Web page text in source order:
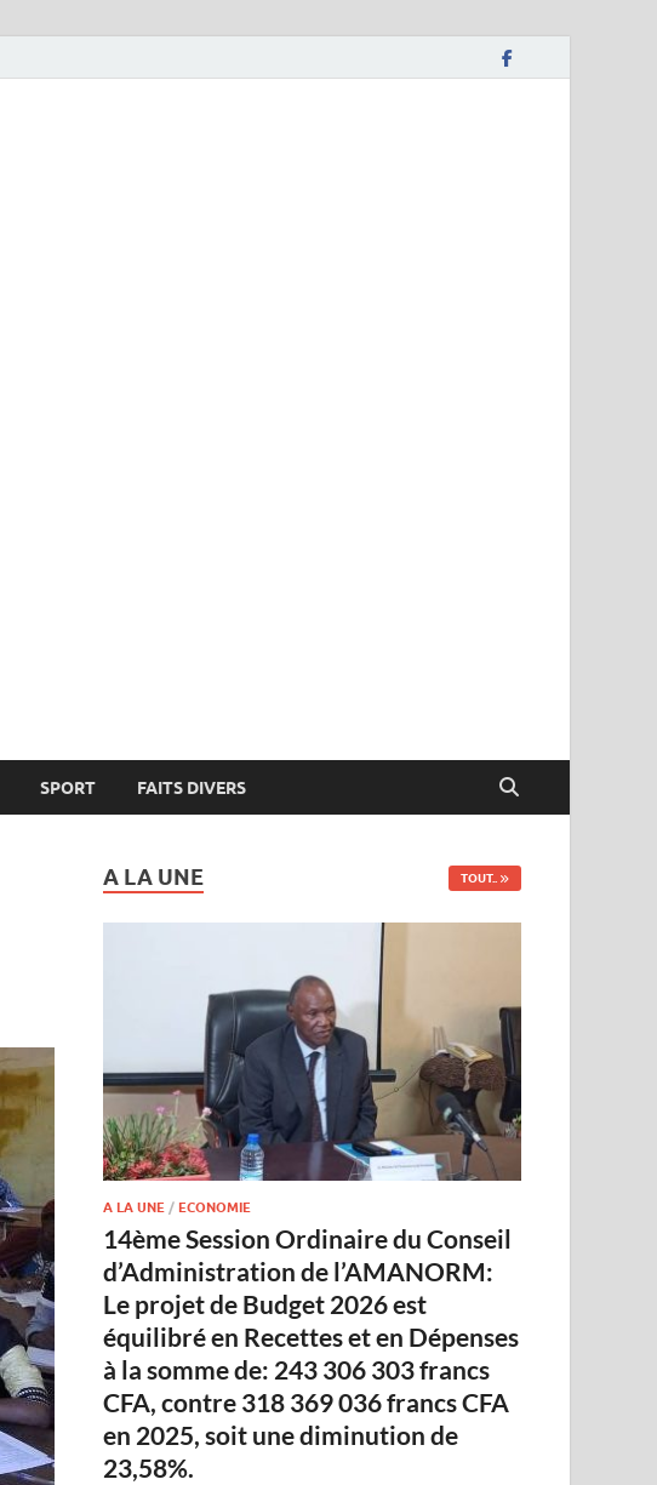
SPORT FAITS DIVERS
A LA UNE TOUT..
A LA UNE /ECONOMIE
14ème Session Ordinaire du Conseil
d’Administration de l’AMANORM:
Le projet de Budget 2026 est
équilibré en Recettes et en Dépenses
à la somme de: 243 306 303 francs
CFA, contre 318 369 036 francs CFA
en 2025, soit une diminution de
23,58%.